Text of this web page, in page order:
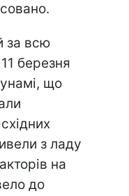
за всю
березня
що
з ладу
на
до